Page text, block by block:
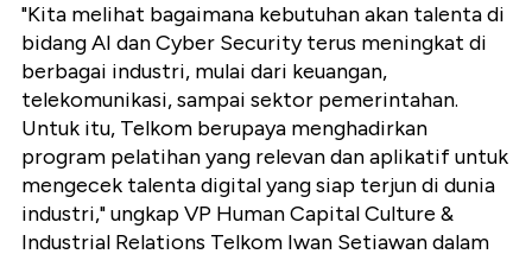
"Kita melihat bagaimana kebutuhan akan talenta di
bidang AI dan Cyber Security terus meningkat di
berbagai industri, mulai dari keuangan,
telekomunikasi, sampai sektor pemerintahan.
Untuk itu, Telkom berupaya menghadirkan
program pelatihan yang relevan dan aplikatif untuk
mengecek talenta digital yang siap terjun di dunia
industri," ungkap VP Human Capital Culture &
Industrial Relations Telkom Iwan Setiawan dalam